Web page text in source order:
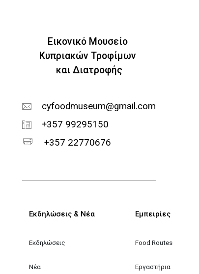
Εικονικό Μουσείο
Κυπριακών Τροφίμων
και Διατροφής
cyfoodmuseum@gmail.com
+357 99295150
+357 22770676
Κεντρική πλοήγηση
Εκδηλώσεις & Νέα
Εκδηλώσεις
Νέα
Εμπειρίες
Food Routes
Εργαστήρια